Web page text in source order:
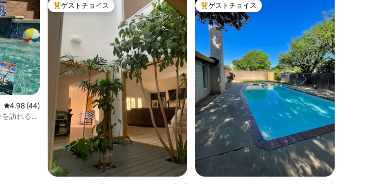
レビュー44件、5つ星中4.98つ星の平均評価
4.98 (44)
訪れるだ
大好評のゲストチョイスです。
ゲストチョイス 大好評のゲストチョイスです。
ゲストチョイス